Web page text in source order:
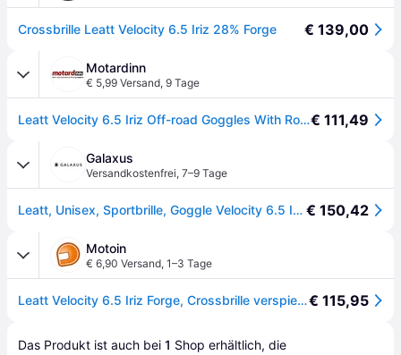
Crossbrille Leatt Velocity 6.5 Iriz 28% Forge € 139,00
Motardinn
€ 5,99 Versand, 9 Tage
Leatt Velocity 6.5 Iriz Off-road Goggles With Roll-off System Grau€ 111,49
Galaxus
Versandkostenfrei, 7–9 Tage
Leatt, Unisex, Sportbrille, Goggle Velocity 6.5 Iriz, Silber € 150,42
Motoin
€ 6,90 Versand, 1–3 Tage
Leatt Velocity 6.5 Iriz Forge, Crossbrille verspiegelt - Hellgrau/Weiß Silber-VerspiegeltSilber€ 115,95
Das Produkt ist auch bei 1 Shop erhältlich, die